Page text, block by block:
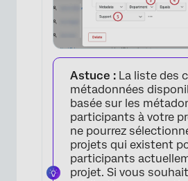
Astuce : La liste des
métadonnées
basée sur les
participants à votre
ne pourrez
projets qui existent
participants
projet. Si vous